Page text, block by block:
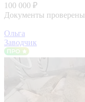
100 000 ₽
Документы проверены
Ольга
Заводчик